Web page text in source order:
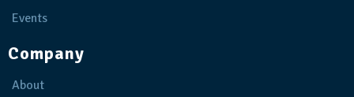
Events
Company
About